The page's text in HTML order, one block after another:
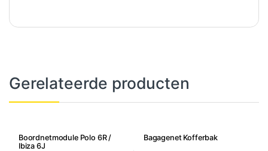
Gerelateerde producten
Boordnetmodule Polo 6R /
Ibiza 6J
Bagagenet Kofferbak